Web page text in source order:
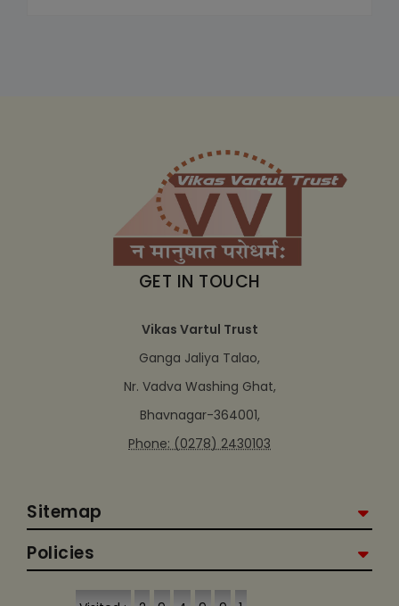
GET IN TOUCH
Vikas Vartul Trust
Ganga Jaliya Talao,
Nr. Vadva Washing Ghat,
Bhavnagar-364001,
Phone: (0278) 2430103
Sitemap
Policies